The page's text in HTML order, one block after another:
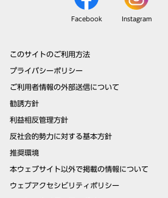
Facebook Instagram
このサイトのご利用方法
プライバシーポリシー
ご利用者情報の外部送信について
勧誘方針
利益相反管理方針
反社会的勢力に対する基本方針
推奨環境
本ウェブサイト以外で掲載の情報について
ウェブアクセシビリティポリシー